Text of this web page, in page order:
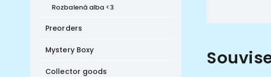
Rozbalená alba <3
Preorders
Mystery Boxy
Collector goods